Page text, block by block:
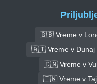
🇬🇧 Vreme v
🇦🇹 Vreme v Dunaj
🇨🇳 Vreme v
🇹🇼 Vreme v